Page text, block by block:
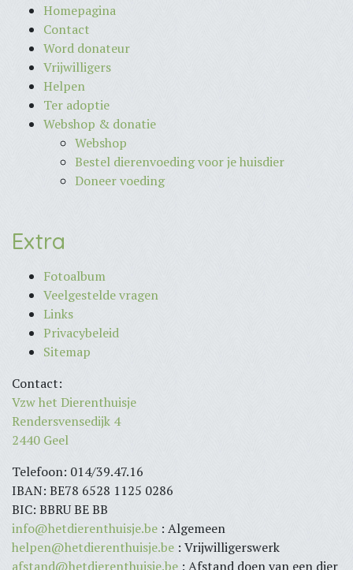
Homepagina
Contact
Word donateur
Vrijwilligers
Helpen
Ter adoptie
Webshop & donatie
Webshop
Bestel dierenvoeding voor je huisdier
Doneer voeding
Extra
Fotoalbum
Veelgestelde vragen
Links
Privacybeleid
Sitemap
Contact:
Vzw het Dierenthuisje
Rendersvensedijk 4
2440 Geel
Telefoon: 014/39.47.16
IBAN: BE78 6528 1125 0286
BIC: BBRU BE BB
info@hetdierenthuisje.be : Algemeen
helpen@hetdierenthuisje.be : Vrijwilligerswerk
afstand@hetdierenthuisje.be : Afstand doen van een dier